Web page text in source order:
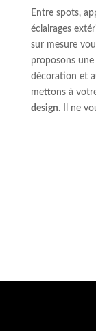
Entre spots,
éclairages
sur mesure
proposons
décoration et
mettons à
design. Il ne